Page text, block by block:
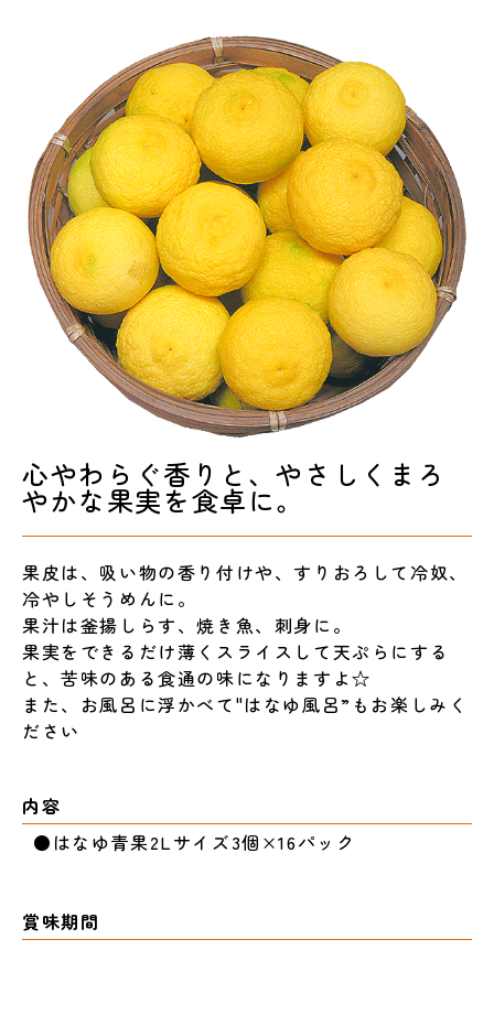
心やわらぐ香りと、やさしくまろ
やかな果実を食卓に。
果皮は、吸い物の香り付けや、すりおろして冷奴、
冷やしそうめんに。
果汁は釜揚しらす、焼き魚、刺身に。
果実をできるだけ薄くスライスして天ぷらにする
と、苦味のある食通の味になりますよ☆
また、お風呂に浮かべて"はなゆ風呂”もお楽しみく
ださい
内容
●はなゆ青果2Lサイズ3個×16パック
賞味期間